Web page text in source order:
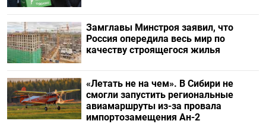
Замглавы Минстроя заявил, что
Россия опередила весь мир по
качеству строящегося жилья
«Летать не на чем». В Сибири не
смогли запустить региональные
авиамаршруты из-за провала
импортозамещения Ан-2